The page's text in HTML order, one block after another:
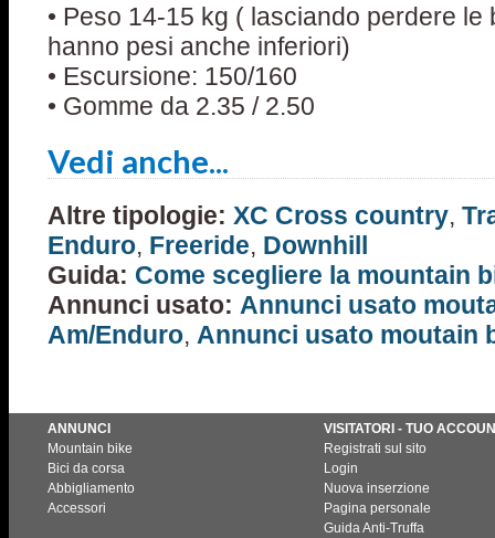
• Peso 14-15 kg ( lasciando perdere le
hanno pesi anche inferiori)
• Escursione: 150/160
• Gomme da 2.35 / 2.50
Vedi anche...
Altre tipologie: XC Cross country,
Enduro, Freeride, Downhill
Guida: Come scegliere la mountain
Annunci usato: Annunci usato
Am/Enduro, Annunci usato moutain
ANNUNCI
Mountain bike
Bici da corsa
Abbigliamento
Accessori
VISITATORI - TUO
Registrati sul sito
Login
Nuova inserzione
Pagina personale
Guida Anti-Truffa